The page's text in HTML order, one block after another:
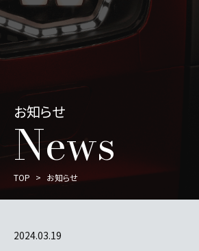
お知らせ
News
TOP お知らせ
2024.03.19